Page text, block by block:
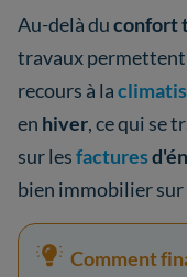
Au-delà duconfort
travaux
recours à la
en hiver, ce qui se
sur lesfactures
bien immobilier sur
Comment